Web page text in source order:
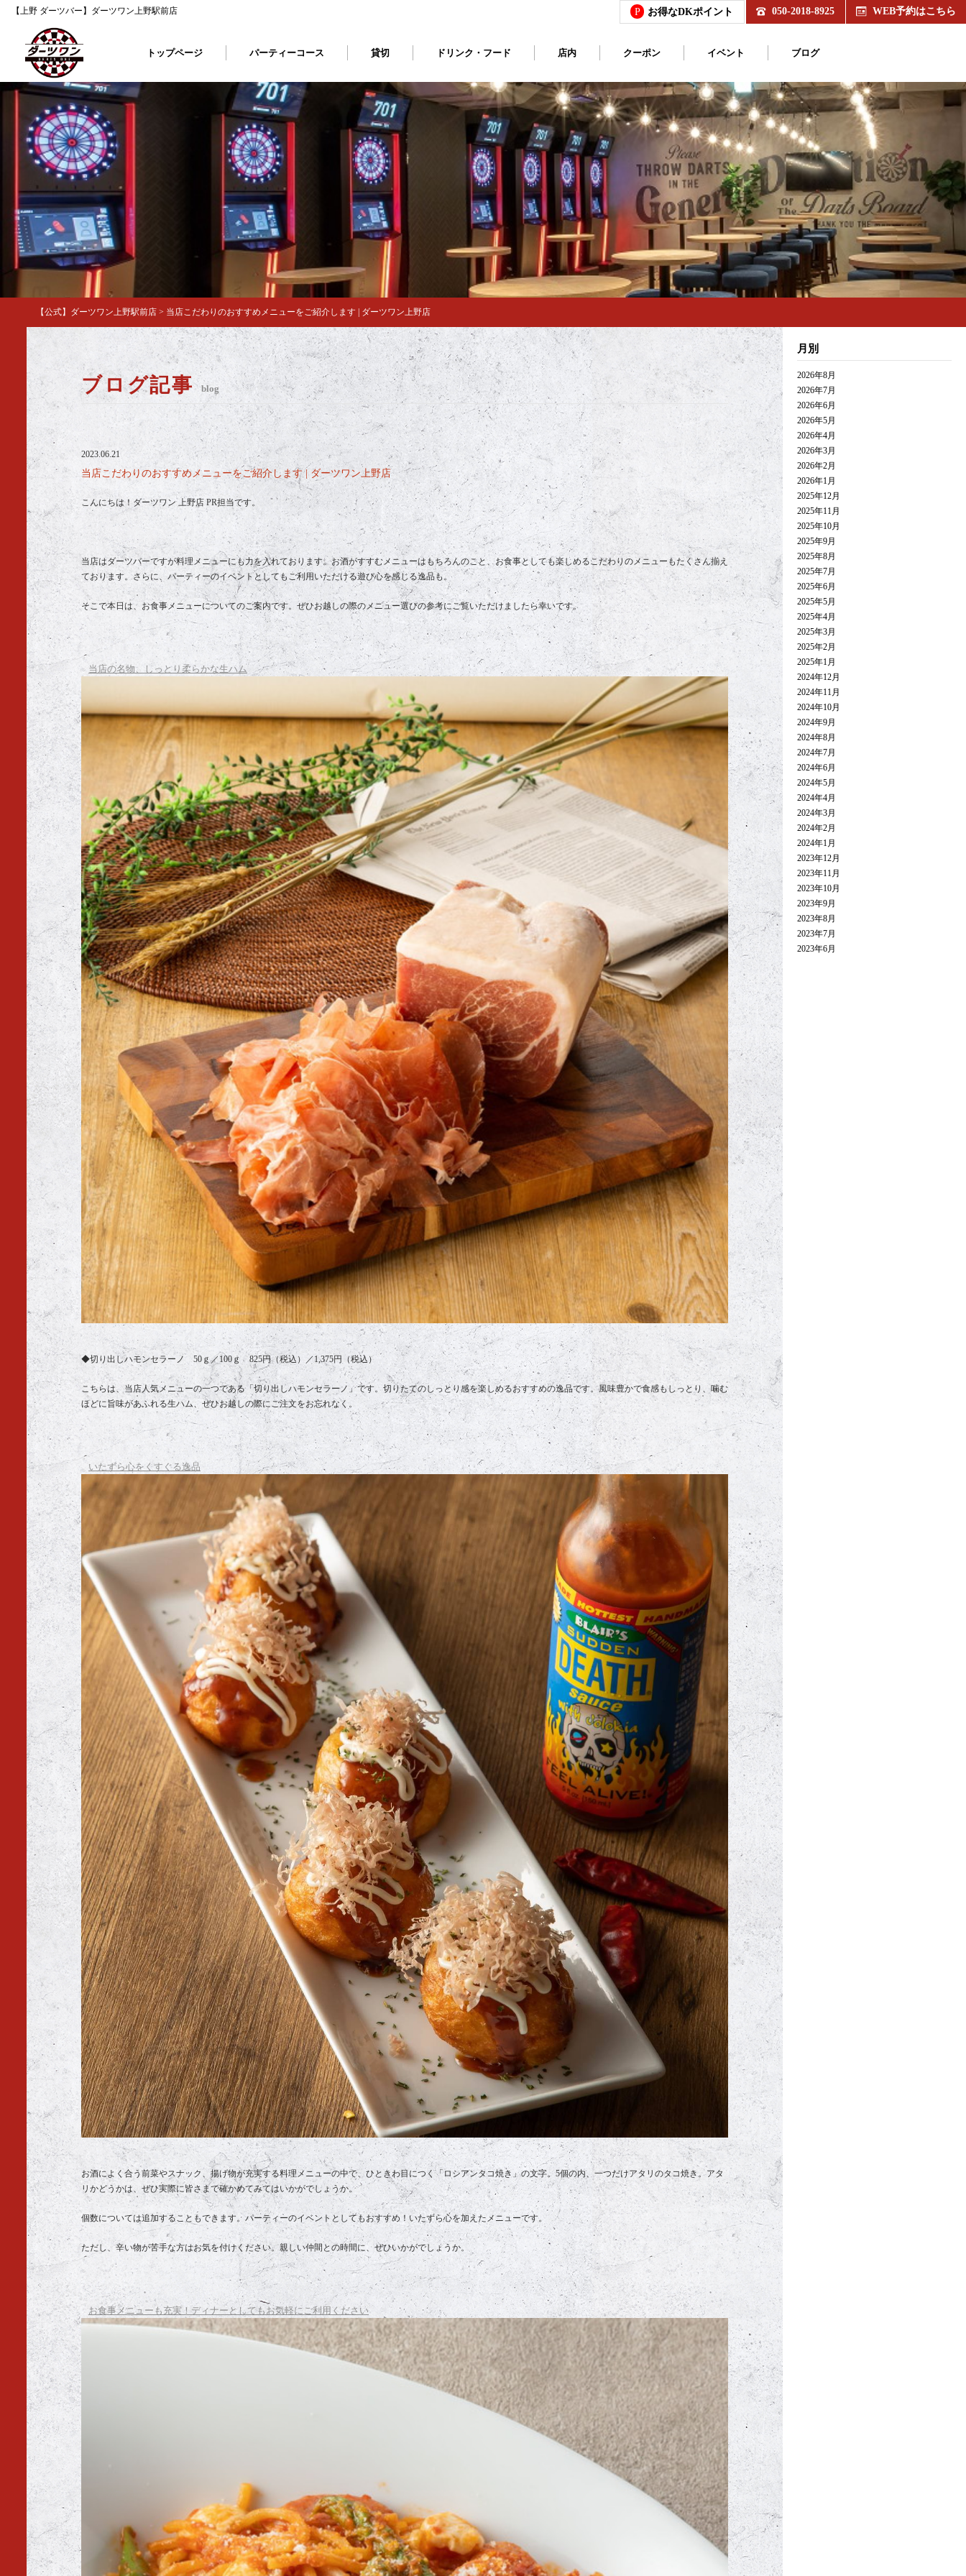
【上野 ダーツバー】ダーツワン上野駅前店 P お得なDKポイント 050-2018-8925 WEB予約はこちら
トップページ パーティーコース 貸切 ドリンク・フード 店内 クーポン イベント ブログ
【公式】ダーツワン上野駅前店 > 当店こだわりのおすすめメニューをご紹介します | ダーツワン上野店
ブログ記事 blog
2023.06.21
当店こだわりのおすすめメニューをご紹介します | ダーツワン上野店
こんにちは！ダーツワン 上野店 PR担当です。
当店はダーツバーですが料理メニューにも力を入れております。お酒がすすむメニューはもちろんのこと、お食事としても楽しめるこだわりのメニューもたくさん揃え
ております。さらに、パーティーのイベントとしてもご利用いただける遊び心を感じる逸品も。
そこで本日は、お食事メニューについてのご案内です。ぜひお越しの際のメニュー選びの参考にご覧いただけましたら幸いです。
当店の名物、しっとり柔らかな生ハム
◆切り出しハモンセラーノ 50ｇ／100ｇ 825円（税込）／1,375円（税込）
こちらは、当店人気メニューの一つである「切り出しハモンセラーノ」です。切りたてのしっとり感を楽しめるおすすめの逸品です。風味豊かで食感もしっとり、噛む
ほどに旨味があふれる生ハム、ぜひお越しの際にご注文をお忘れなく。
いたずら心をくすぐる逸品
お酒によく合う前菜やスナック、揚げ物が充実する料理メニューの中で、ひときわ目につく「ロシアンタコ焼き」の文字。5個の内、一つだけアタリのタコ焼き。アタ
リかどうかは、ぜひ実際に皆さまで確かめてみてはいかがでしょうか。
個数については追加することもできます。パーティーのイベントとしてもおすすめ！いたずら心を加えたメニューです。
ただし、辛い物が苦手な方はお気を付けください。親しい仲間との時間に、ぜひいかがでしょうか。
お食事メニューも充実！ディナーとしてもお気軽にご利用ください
月別
2026年8月
2026年7月
2026年6月
2026年5月
2026年4月
2026年3月
2026年2月
2026年1月
2025年12月
2025年11月
2025年10月
2025年9月
2025年8月
2025年7月
2025年6月
2025年5月
2025年4月
2025年3月
2025年2月
2025年1月
2024年12月
2024年11月
2024年10月
2024年9月
2024年8月
2024年7月
2024年6月
2024年5月
2024年4月
2024年3月
2024年2月
2024年1月
2023年12月
2023年11月
2023年10月
2023年9月
2023年8月
2023年7月
2023年6月